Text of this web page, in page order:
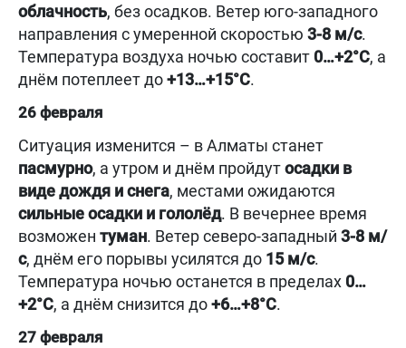
облачность, без осадков. Ветер юго-западного
направления с умеренной скоростью 3-8 м/с.
Температура воздуха ночью составит 0…+2°C, а
днём потеплеет до+13…+15°C.
26 февраля
Ситуация изменится – в Алматы станет
пасмурно, а утром и днём пройдутосадки в
виде дождя и снега, местами ожидаются
сильные осадки и гололёд. В вечернее время
возможен туман. Ветер северо-западный 3-8 м/
с, днём его порывы усилятся до 15 м/с.
Температура ночью останется в пределах 0…
+2°C, а днём снизится до+6…+8°C.
27 февраля